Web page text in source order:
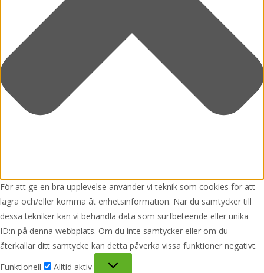
För att ge en bra upplevelse använder vi teknik som cookies för att
lagra och/eller komma åt enhetsinformation. När du samtycker till
dessa tekniker kan vi behandla data som surfbeteende eller unika
ID:n på denna webbplats. Om du inte samtycker eller om du
återkallar ditt samtycke kan detta påverka vissa funktioner negativt.
Funktionell
Alltid aktiv